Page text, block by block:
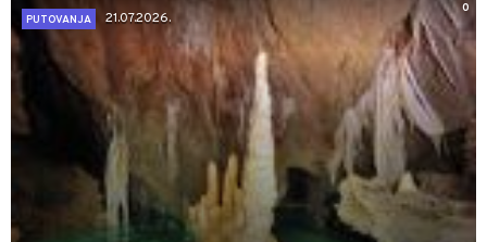
0
PUTOVANJA
21.07.2026.